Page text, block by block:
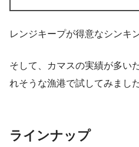
レンジキープが得意なシンキ
そして、カマスの実績が多い
れそうな漁港で試してみました
ラインナップ